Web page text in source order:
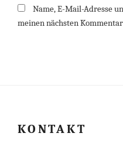
Name, E-Mail-Adresse
meinen nächsten
KONTAKT